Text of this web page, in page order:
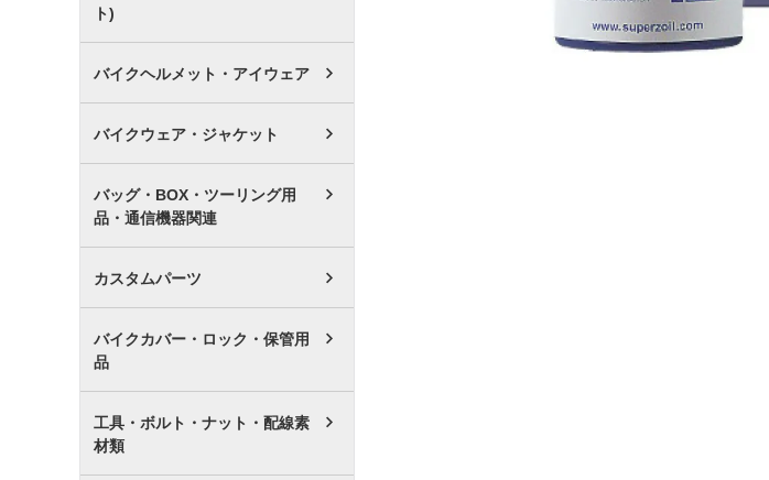
ト)
バイクヘルメット・アイウェア
バイクウェア・ジャケット
バッグ・BOX・ツーリング用
品・通信機器関連
カスタムパーツ
バイクカバー・ロック・保管用
品
工具・ボルト・ナット・配線素
材類